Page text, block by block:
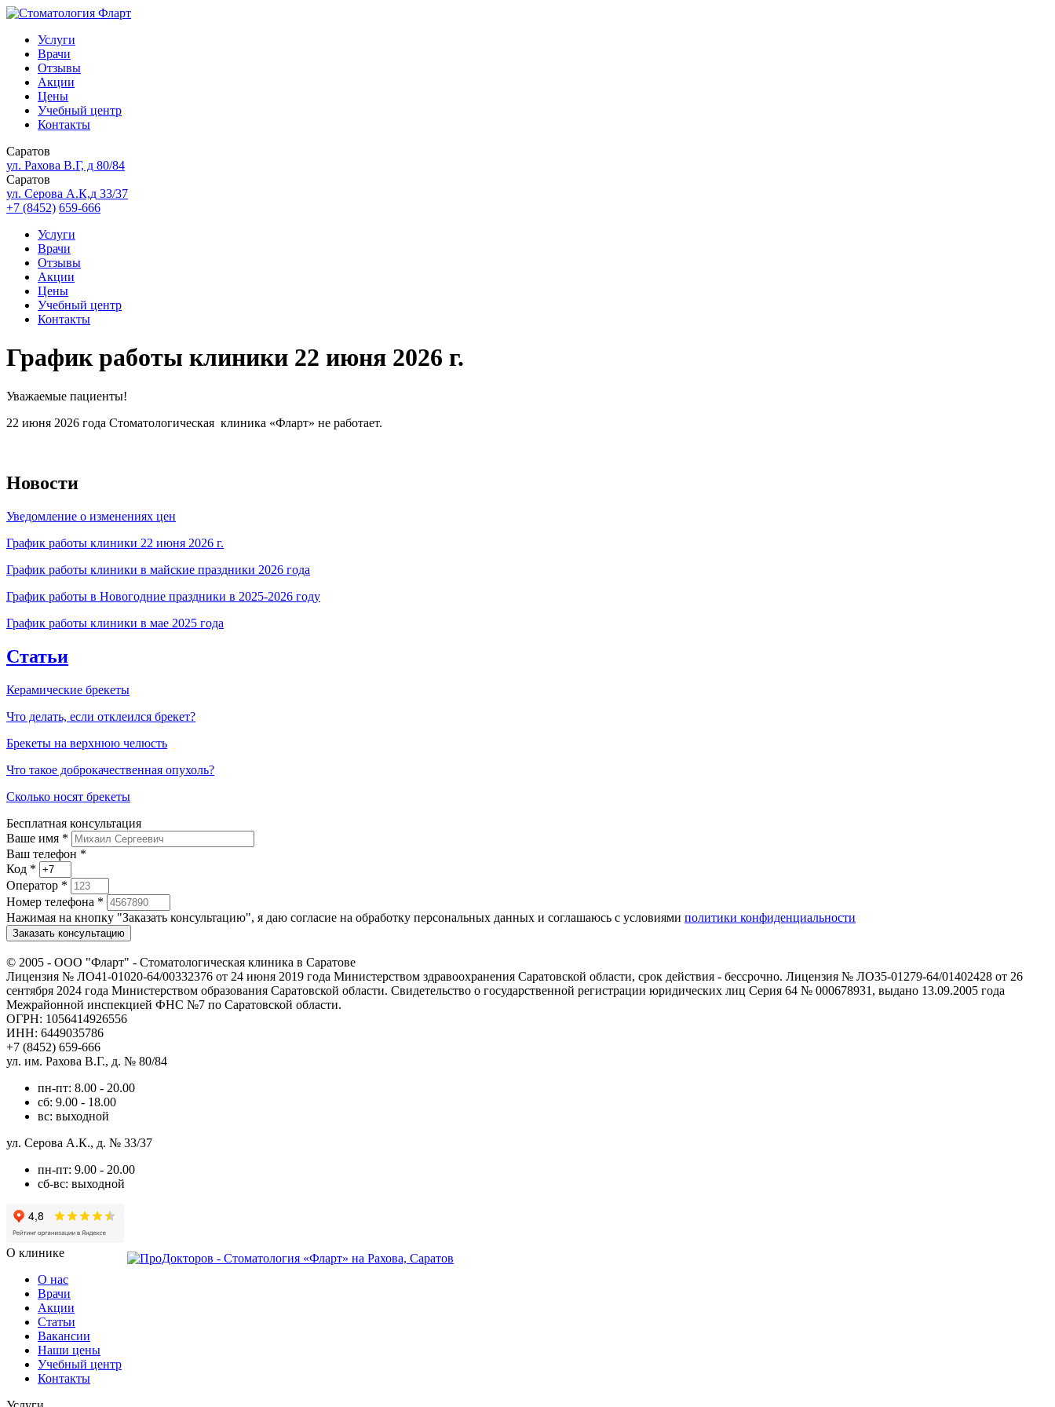
Услуги
Врачи
Отзывы
Акции
Цены
Учебный центр
Контакты
Саратов
ул. Рахова В.Г, д 80/84
Саратов
ул. Серова А.К,д 33/37
+7 (8452) 659-666
Услуги
Врачи
Отзывы
Акции
Цены
Учебный центр
Контакты
График работы клиники 22 июня 2026 г.
Уважаемые пациенты!
22 июня 2026 года Стоматологическая клиника «Фларт» не работает.
Новости
Уведомление о изменениях цен
График работы клиники 22 июня 2026 г.
График работы клиники в майские праздники 2026 года
График работы в Новогодние праздники в 2025-2026 году
График работы клиники в мае 2025 года
Статьи
Керамические брекеты
Что делать, если отклеился брекет?
Брекеты на верхнюю челюсть
Что такое доброкачественная опухоль?
Сколько носят брекеты
Бесплатная консультация
Ваше имя *
Ваш телефон *
Код *
Оператор *
Номер телефона *
Нажимая на кнопку "Заказать консультацию", я даю согласие на обработку персональных данных и соглашаюсь c условиями политики конфиденциальности
Заказать консультацию
© 2005 - ООО "Фларт" - Стоматологическая клиника в Саратове
Лицензия № ЛО41-01020-64/00332376 от 24 июня 2019 года Министерством здравоохранения Саратовской области, срок действия - бессрочно. Лицензия № ЛО35-01279-64/01402428 от 26
сентября 2024 года Министерством образования Саратовской области. Свидетельство о государственной регистрации юридических лиц Серия 64 № 000678931, выдано 13.09.2005 года
Межрайонной инспекцией ФНС №7 по Саратовской области.
ОГРН: 1056414926556
ИНН: 6449035786
+7 (8452) 659-666
ул. им. Рахова В.Г., д. № 80/84
пн-пт: 8.00 - 20.00
сб: 9.00 - 18.00
вс: выходной
ул. Серова А.К., д. № 33/37
пн-пт: 9.00 - 20.00
сб-вс: выходной
О клинике
О нас
Врачи
Акции
Статьи
Вакансии
Наши цены
Учебный центр
Контакты